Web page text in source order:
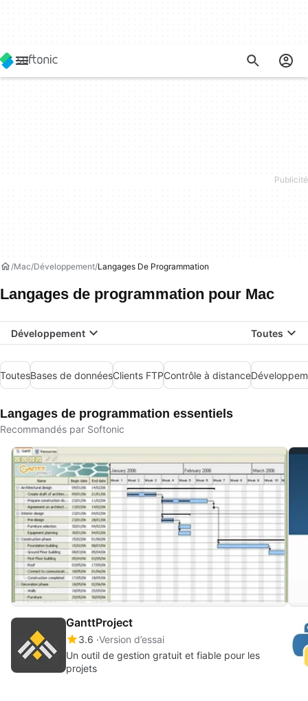
Mac Développement Langages De Programmation
Langages de programmation pour Mac
Développement Toutes
ToutesBases de donnéesClients FTPContrôle à distance
Langages de programmation essentiels
Recommandés par Softonic
GanttProject
3.6 Version d’essai
Un outil de gestion gratuit et fiable pour les
projets